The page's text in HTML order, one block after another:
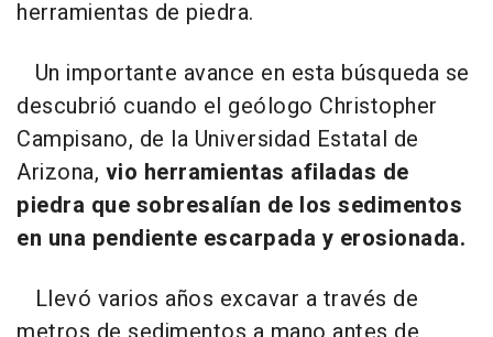
herramientas de piedra.
Un importante avance en esta búsqueda se
descubrió cuando el geólogo Christopher
Campisano, de la Universidad Estatal de
Arizona, vio herramientas afiladas de
piedra que sobresalían de los sedimentos
en una pendiente escarpada y erosionada.
Llevó varios años excavar a través de